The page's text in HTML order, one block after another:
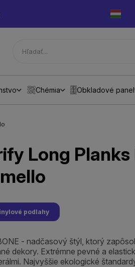
Chémia Obkladové
Long
podlahy
- nadčasový štýl, ktorý
dekory. Extrémne pevné a
Najvyššie ekologické